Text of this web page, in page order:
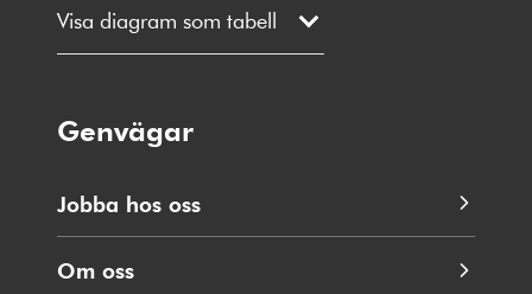
Visa diagram som tabell
Genvägar
Jobba hos oss
Om oss